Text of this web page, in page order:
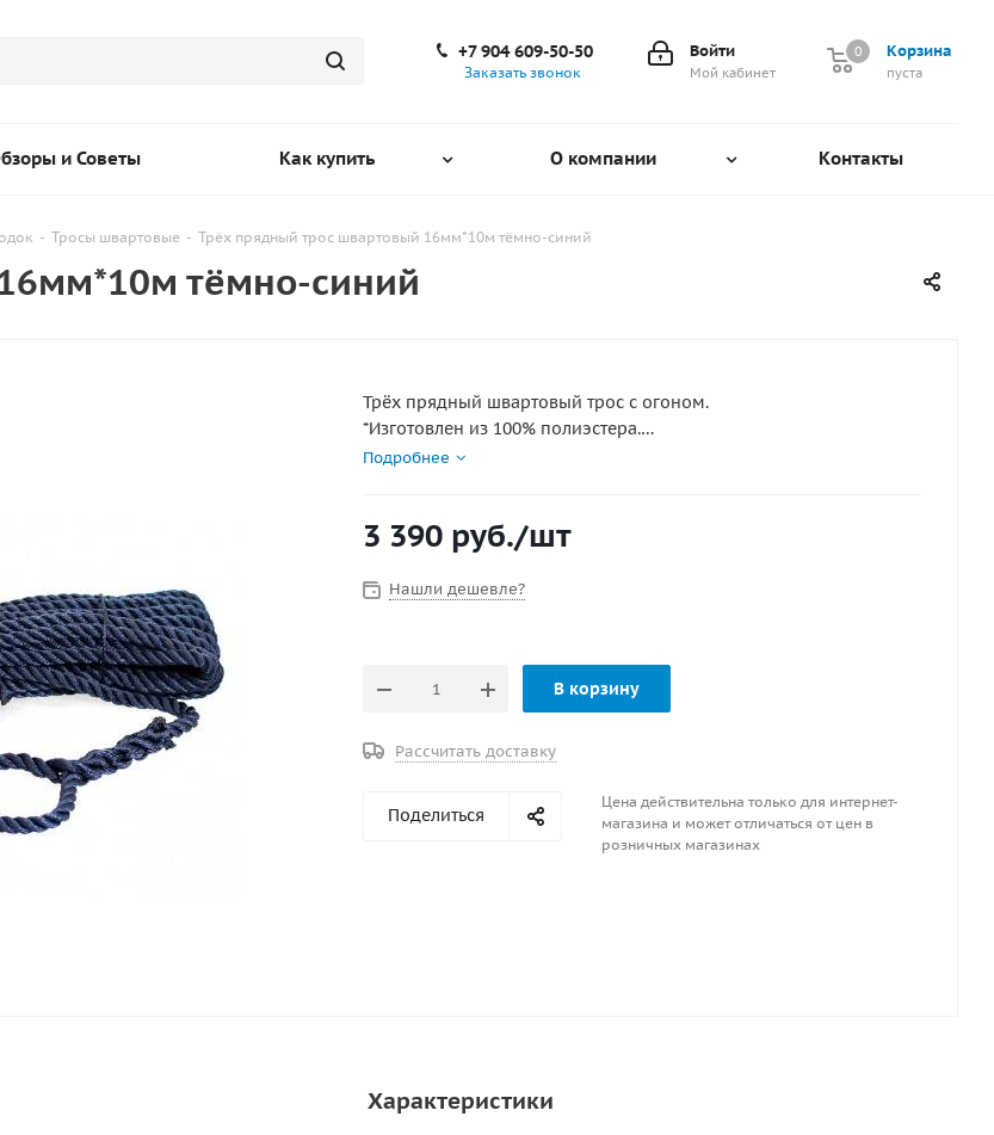
Корзина
0
пуста
0
Войти
Мой кабинет
+7 904 609-50-50
Заказать звонок
и Советы Как купить О компании Контакты
- Тросы швартовые - Трёх прядный трос швартовый 16мм*10м тёмно-синий
тёмно-синий
Трёх прядный швартовый трос с огоном.
*Изготовлен из 100% полиэстера.
*Устойчив к УФ-лучам.
Характеристики
Бухта, м 10
Плетение 3x прядное плетение
Тип швартовый
Подробнее
3 390 руб./шт
Нашли дешевле?
В корзину
Рассчитать доставку
Поделиться
Цена действительна только для интернет-
магазина и может отличаться от цен в
розничных магазинах
Характеристики